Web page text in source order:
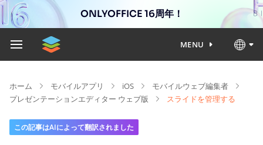
ONLYOFFICE 16周年！
MENU
ホーム モバイルアプリ iOS
モバイルウェブ編集者
プレゼンテーションエディター ウェブ版
スライドを管理する
この記事はAIによって翻訳されました